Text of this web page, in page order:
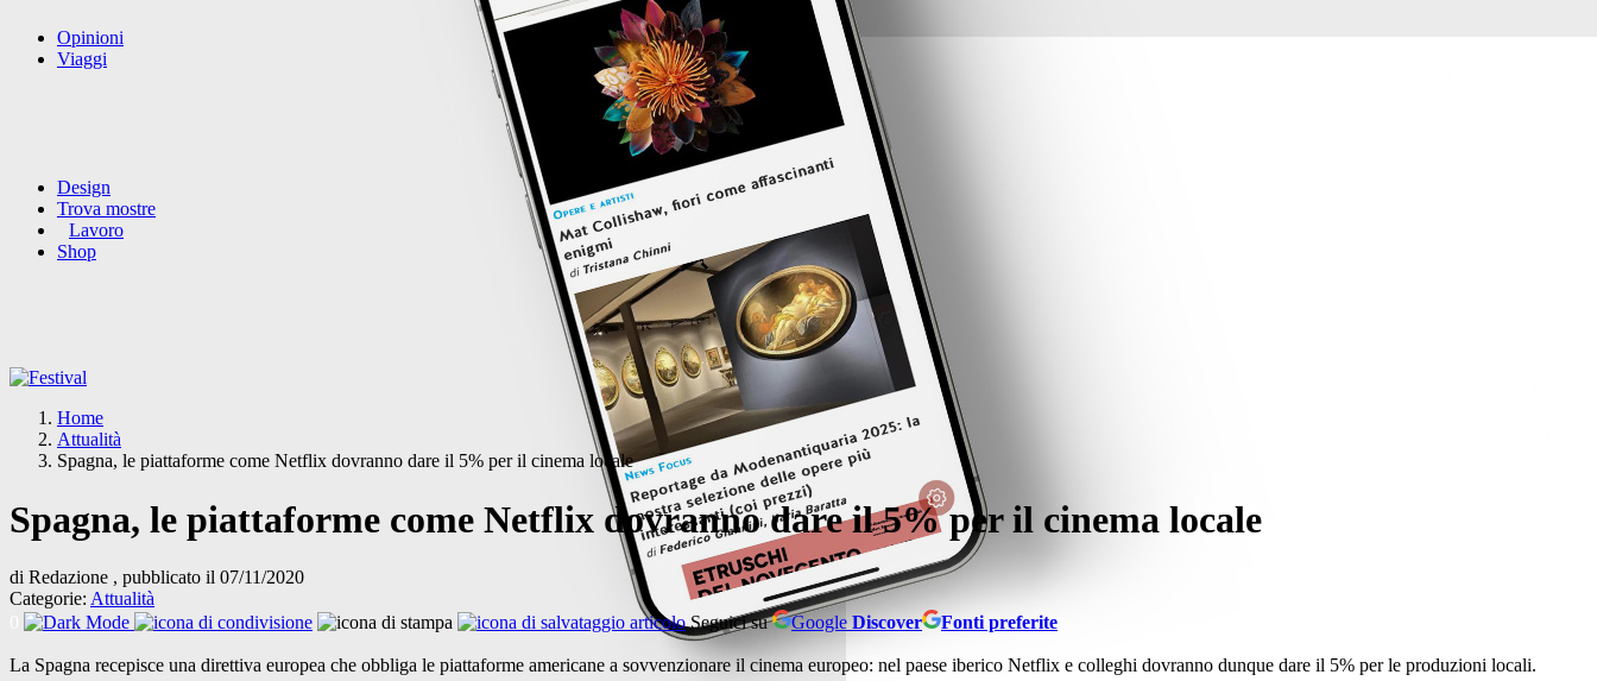
Opinioni
Viaggi
Design
Trova mostre
Lavoro
Shop
Home
Attualità
Spagna, le piattaforme come Netflix dovranno dare il 5% per il cinema locale
Spagna, le piattaforme come Netflix dovranno dare il 5% per il cinema locale
di Redazione , pubblicato il 07/11/2020
Categorie: Attualità
Seguici su Google Discover Fonti preferite
La Spagna recepisce una direttiva europea che obbliga le piattaforme americane a sovvenzionare il cinema europeo: nel paese iberico Netflix e colleghi dovranno dunque dare il 5% per le produzioni locali.